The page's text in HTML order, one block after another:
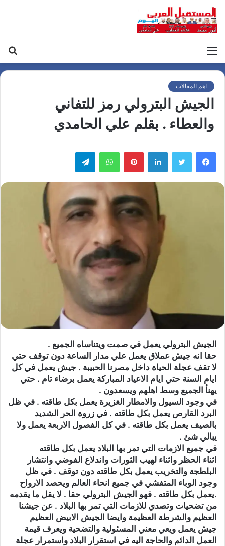
اهم المقالات
الجيش البترولي رمز للتفاني
والعطاء . بقلم علي الحامدي
لينكدإن بينتيريست واتساب
الجيش البترولي يعمل في صمت ويتناساه الجميع .
حقا انه جيش عملاق يعمل علي مدار الساعة دون توقف حتي
لا تقف عجلة الحياة داخل مصرنا الحبيبة . جيش يعمل في كل
ايام السنة حتي ايام الاعياد المباركة يعمل برضاء تام . حتي
يهنأ الجميع وسط اهلهم ويسعدون .
في وجود السيول والامطار الغزيرة يعمل بكل طاقته . في ظل
البرد القارص يعمل بكل طاقته . في زروة الحر الشديد
بالصيف يعمل بكل طاقته . في كل الفصول الاربعة يعمل ولا
يبالي شئ .
في جميع الازمات التي تمر بها البلاد يعمل بكل طاقته
اثناء الحظر واثناء لهيب الثورات واندلاع الفوضي وانتشار
البلطجة والتخريب يعمل بكل طاقته دون توقف . في ظل
وجود الوباء المتفشي في جميع انحاء العالم ويحصد الارواح
.يعمل بكل طاقته . فهو الجيش البترولي حقا . لا يقل ما يقدمه
من تضحيات وتصدي للازمات التي تمر بها البلاد . عن جيشنا
العظيم والشرطة العظيمة وايضا الجيش الابيض العظيم
جيش يعمل ويعي معني المسئولية والتضحية ويعرف قيمة
العمل الدائم والحاجة اليه في استقرار البلاد واستمرار عجلة